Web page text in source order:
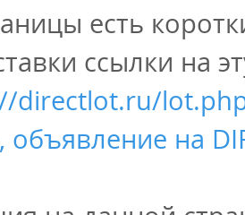
есть
ссылки на
directlot.ru/
объявление на